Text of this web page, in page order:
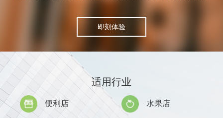
即刻体验
适用行业
便利店 水果店